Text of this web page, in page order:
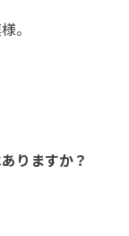
。
りますか？